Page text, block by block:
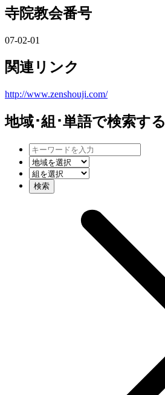
寺院教会番号
07-02-01
関連リンク
http://www.zenshouji.com/
地域･組･単語で検索する